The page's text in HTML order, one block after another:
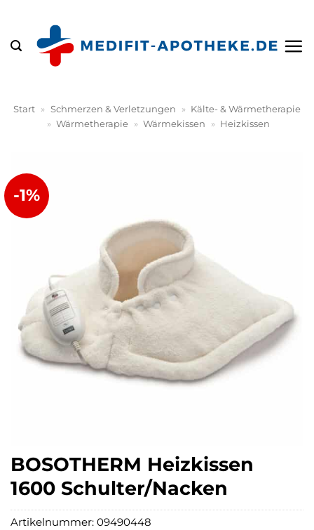
springen
Start » Schmerzen & Verletzungen » Kälte- & Wärmetherapie
» Wärmetherapie » Wärmekissen » Heizkissen
-1%
BOSOTHERM Heizkissen
1600 Schulter/Nacken
Artikelnummer: 09490448